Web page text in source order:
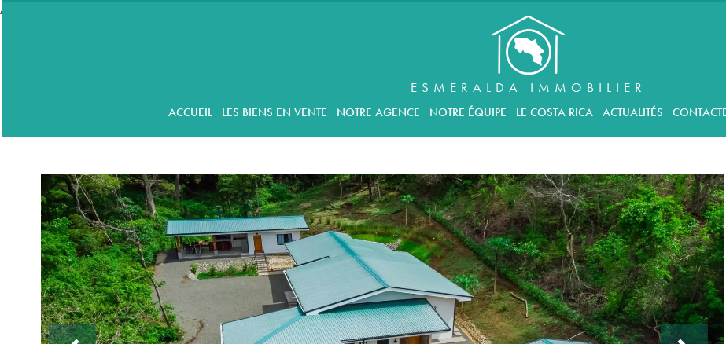
//accordeon
ESMERALDA IMMOBILIER
ACCUEIL LES BIENS EN VENTE NOTRE AGENCE NOTRE ÉQUIPE LE COSTA RICA ACTUALITÉS